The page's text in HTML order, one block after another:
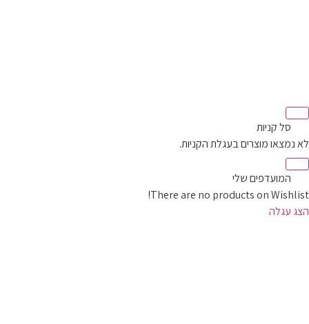
סל קניות‬
לא נמצאו מוצרים בעגלת הקניות.
המועדפים שלי
There are no products on Wishlist!
הצג עגלה